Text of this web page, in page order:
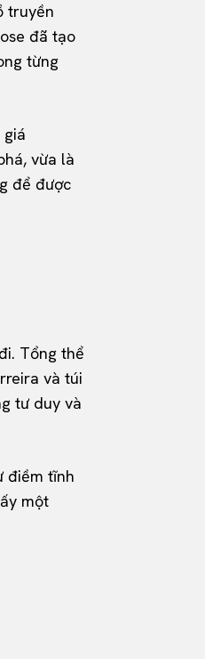
truyền
đã tạo
từng
vừa là
để được
Tổng thể
và túi
tư duy và
điềm tĩnh
một